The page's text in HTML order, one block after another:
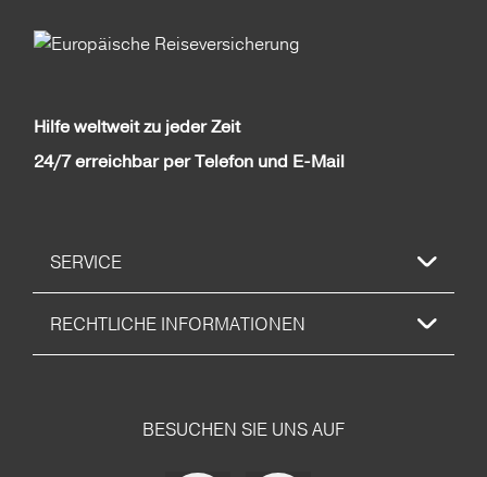
Hilfe weltweit zu jeder Zeit
24/7 erreichbar per Telefon und E-Mail
SERVICE
RECHTLICHE INFORMATIONEN
BESUCHEN SIE UNS AUF